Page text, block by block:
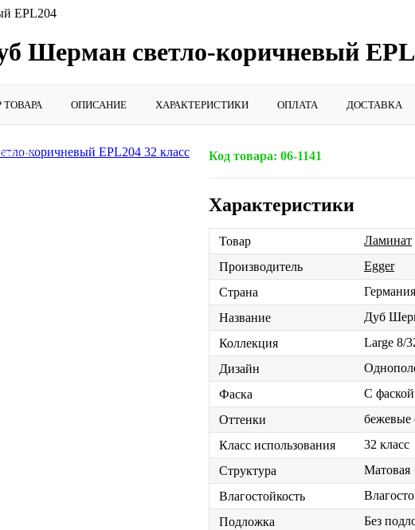
EPL204
Шерман светло-коричневый
ТОВАРА ОПИСАНИЕ ХАРАКТЕРИСТИКИ ОПЛАТА ДОСТАВКА
Код товара: 06-1141
Характеристики
Товар
Ламинат
Производитель
Egger
Страна
Германия
Название
Дуб
Коллекция
Large 8/
Дизайн
Фаска
С
Оттенки
бежевые
Класс использования
32 класс
Структура
Матовая
Влагостойкость
Подложка
Без